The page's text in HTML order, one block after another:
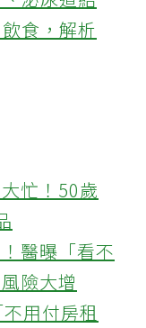
食，解析
忙！50歲
醫曝「看不
險大增
用付房租